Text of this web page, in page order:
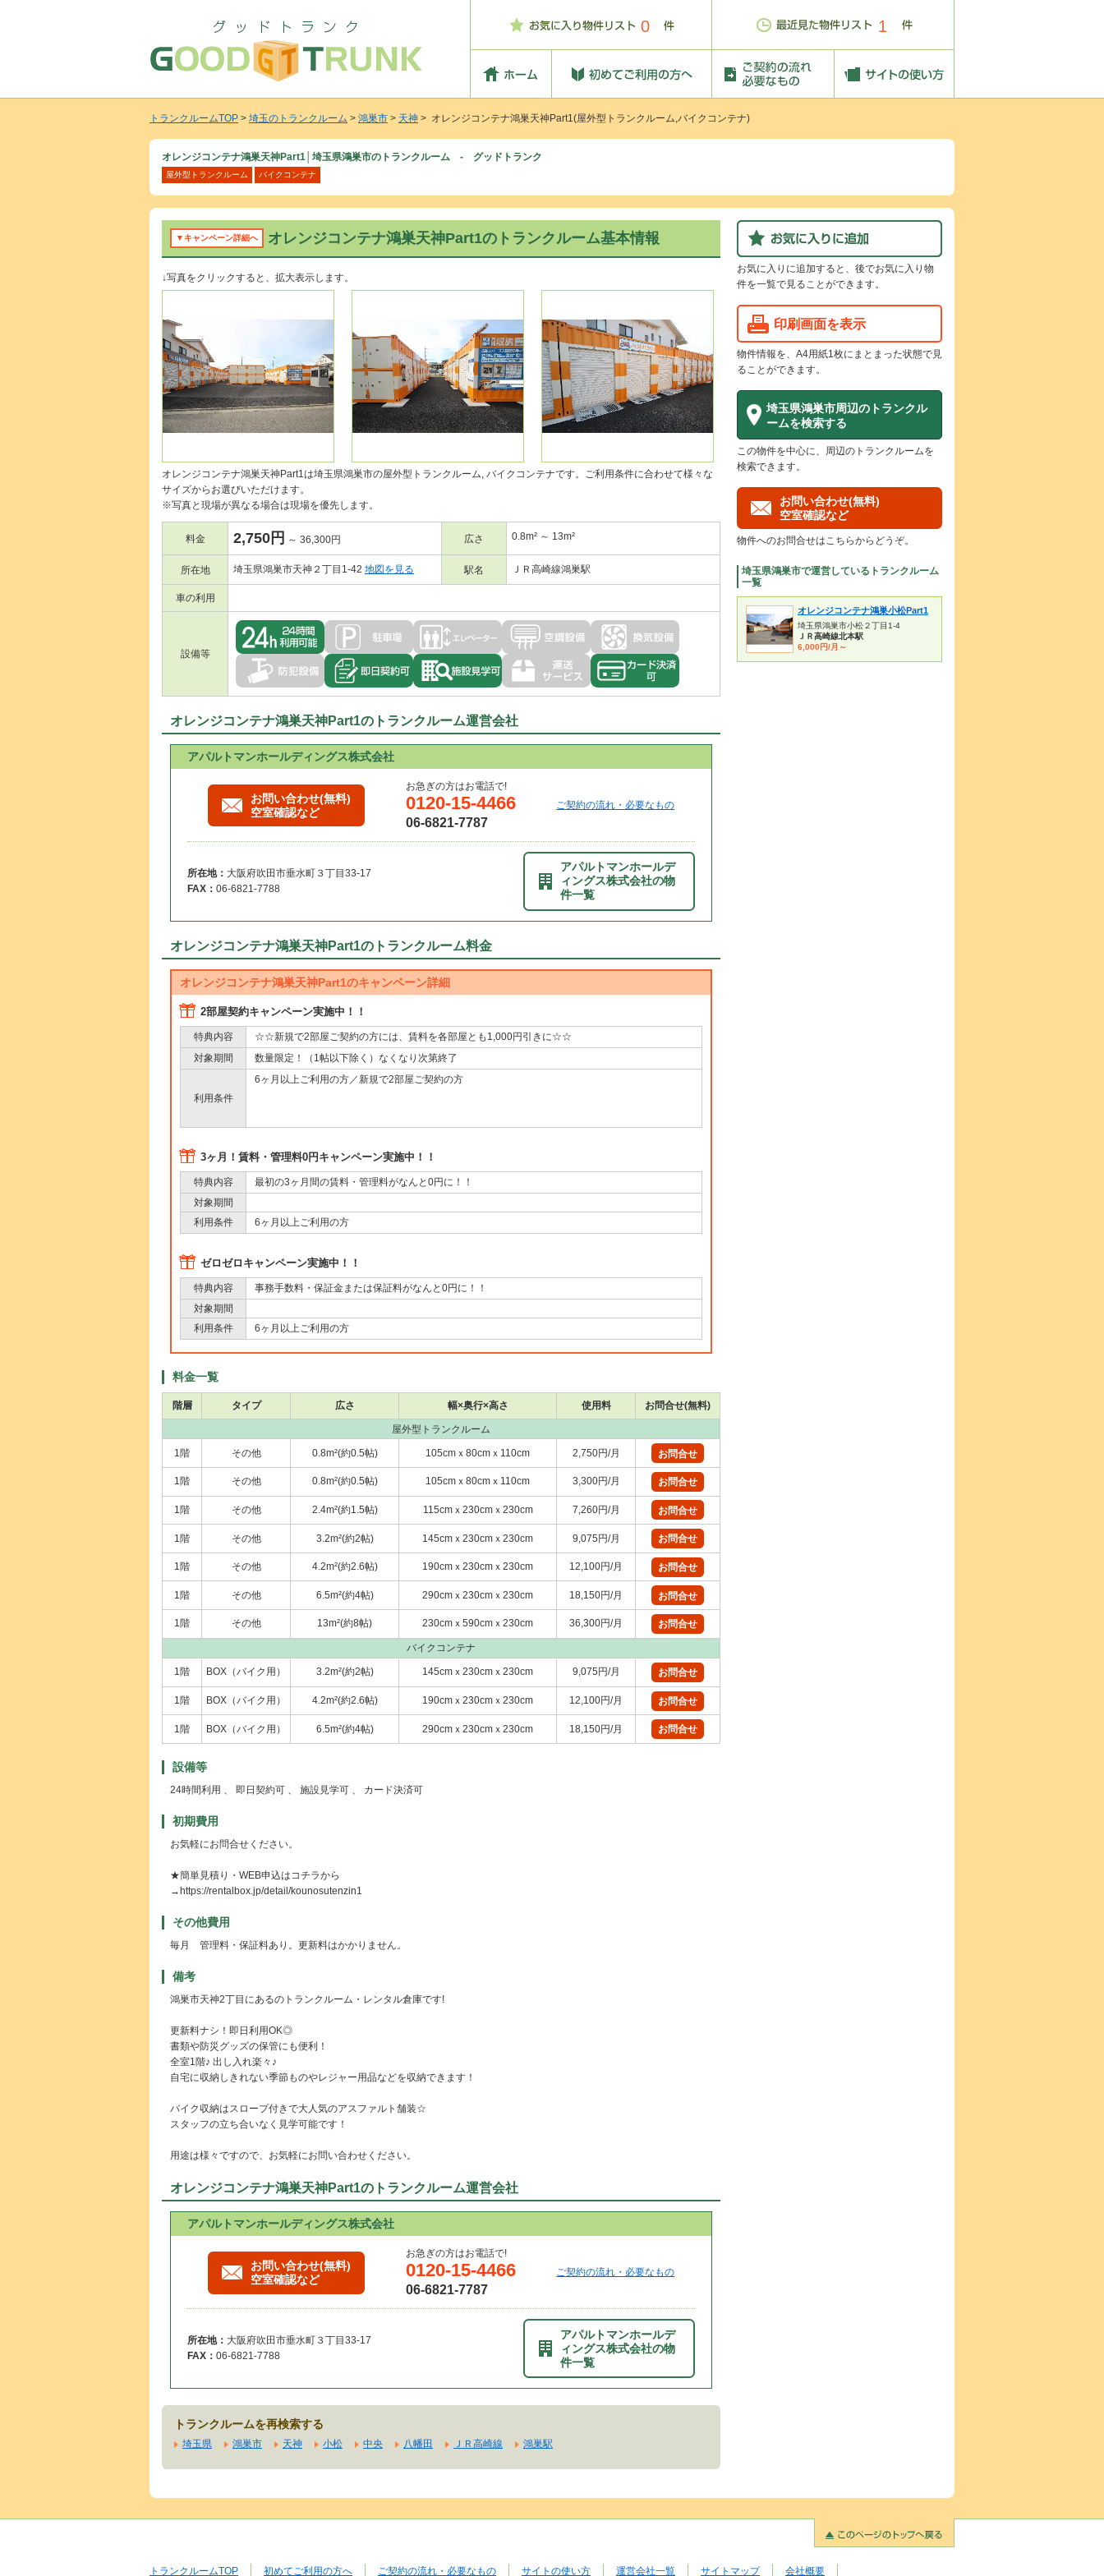
0 1
トランクルームTOP > 埼玉のトランクルーム > 鴻巣市 > 天神 > オレンジコンテナ鴻巣天神Part1(屋外型トランクルーム,バイクコンテナ)
オレンジコンテナ鴻巣天神Part1│埼玉県鴻巣市のトランクルーム - グッドトランク
屋外型トランクルーム バイクコンテナ
▼キャンペーン詳細へ オレンジコンテナ鴻巣天神Part1のトランクルーム基本情報
↓写真をクリックすると、拡大表示します。
オレンジコンテナ鴻巣天神Part1は埼玉県鴻巣市の屋外型トランクルーム バイクコンテナです。ご利用条件に合わせて様々な
サイズからお選びいただけます。
※写真と現場が異なる場合は現場を優先します。
料金 2,750円 ～ 36,300円 広さ 0.8m² ～ 13m²
所在地 埼玉県鴻巣市天神２丁目1-42 地図を見る 駅名 ＪＲ高崎線鴻巣駅
車の利用
設備等
オレンジコンテナ鴻巣天神Part1のトランクルーム運営会社
アパルトマンホールディングス株式会社
お問い合わせ(無料)
空室確認など
お急ぎの方はお電話で!
0120-15-4466
06-6821-7787
ご契約の流れ・必要なもの
所在地： 大阪府吹田市垂水町３丁目33-17
FAX： 06-6821-7788
アパルトマンホールデ
ィングス株式会社の物
件一覧
オレンジコンテナ鴻巣天神Part1のトランクルーム料金
オレンジコンテナ鴻巣天神Part1のキャンペーン詳細
2部屋契約キャンペーン実施中！！
特典内容
☆☆新規で2部屋ご契約の方には、賃料を各部屋とも1,000円引きに☆☆
対象期間
数量限定！（1帖以下除く）なくなり次第終了
利用条件
6ヶ月以上ご利用の方／新規で2部屋ご契約の方
3ヶ月！賃料・管理料0円キャンペーン実施中！！
特典内容
最初の3ヶ月間の賃料・管理料がなんと0円に！！
対象期間
利用条件
6ヶ月以上ご利用の方
ゼロゼロキャンペーン実施中！！
特典内容
事務手数料・保証金または保証料がなんと0円に！！
対象期間
利用条件
6ヶ月以上ご利用の方
料金一覧
階層 タイプ 広さ 幅×奥行×高さ 使用料 お問合せ(無料)
屋外型トランクルーム
1階 その他 0.8m²(約0.5帖) 105cmｘ80cmｘ110cm 2,750円/月 お問合せ
1階 その他 0.8m²(約0.5帖) 105cmｘ80cmｘ110cm 3,300円/月 お問合せ
1階 その他 2.4m²(約1.5帖) 115cmｘ230cmｘ230cm 7,260円/月 お問合せ
1階 その他 3.2m²(約2帖) 145cmｘ230cmｘ230cm 9,075円/月 お問合せ
1階 その他 4.2m²(約2.6帖) 190cmｘ230cmｘ230cm 12,100円/月 お問合せ
1階 その他 6.5m²(約4帖) 290cmｘ230cmｘ230cm 18,150円/月 お問合せ
1階 その他 13m²(約8帖) 230cmｘ590cmｘ230cm 36,300円/月 お問合せ
バイクコンテナ
1階 BOX（バイク用） 3.2m²(約2帖) 145cmｘ230cmｘ230cm 9,075円/月 お問合せ
1階 BOX（バイク用） 4.2m²(約2.6帖) 190cmｘ230cmｘ230cm 12,100円/月 お問合せ
1階 BOX（バイク用） 6.5m²(約4帖) 290cmｘ230cmｘ230cm 18,150円/月 お問合せ
設備等
24時間利用 、 即日契約可 、 施設見学可 、 カード決済可
初期費用
お気軽にお問合せください。
★簡単見積り・WEB申込はコチラから
→https://rentalbox.jp/detail/kounosutenzin1
その他費用
毎月 管理料・保証料あり。更新料はかかりません。
備考
鴻巣市天神2丁目にあるのトランクルーム・レンタル倉庫です!
更新料ナシ！即日利用OK◎
書類や防災グッズの保管にも便利！
全室1階♪ 出し入れ楽々♪
自宅に収納しきれない季節ものやレジャー用品などを収納できます！
バイク収納はスロープ付きで大人気のアスファルト舗装☆
スタッフの立ち合いなく見学可能です！
用途は様々ですので、お気軽にお問い合わせください。
オレンジコンテナ鴻巣天神Part1のトランクルーム運営会社
アパルトマンホールディングス株式会社
お問い合わせ(無料)
空室確認など
お急ぎの方はお電話で!
0120-15-4466
06-6821-7787
ご契約の流れ・必要なもの
所在地： 大阪府吹田市垂水町３丁目33-17
FAX： 06-6821-7788
アパルトマンホールデ
ィングス株式会社の物
件一覧
トランクルームを再検索する
埼玉県 鴻巣市 天神 小松 中央 八幡田 ＪＲ高崎線 鴻巣駅
お気に入りに追加すると、後でお気に入り物
件を一覧で見ることができます。
印刷画面を表示
物件情報を、A4用紙1枚にまとまった状態で見
ることができます。
埼玉県鴻巣市周辺のトランクル
ームを検索する
この物件を中心に、周辺のトランクルームを
検索できます。
お問い合わせ(無料)
空室確認など
物件へのお問合せはこちらからどうぞ。
埼玉県鴻巣市で運営しているトランクルーム
一覧
オレンジコンテナ鴻巣小松Part1
埼玉県鴻巣市小松２丁目1-4
ＪＲ高崎線北本駅
6,000円/月～
トランクルームTOP 初めてご利用の方へ ご契約の流れ・必要なもの サイトの使い方 運営会社一覧 サイトマップ 会社概要